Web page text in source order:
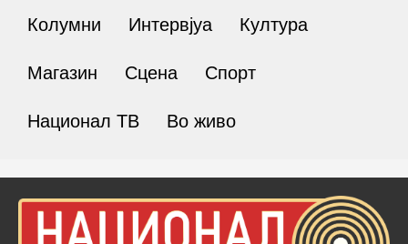
Колумни Интервјуа Култура
Магазин Сцена Спорт
Национал ТВ Во живо